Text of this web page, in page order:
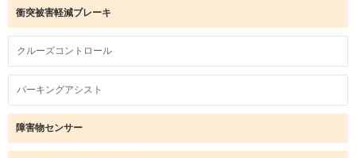
衝突被害軽減ブレーキ
クルーズコントロール
パーキングアシスト
障害物センサー